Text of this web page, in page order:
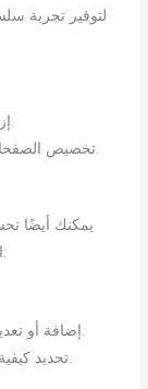
لتوفير تجربة
يمكنك أيضًا
الروابط الاجتماعية الخاصة بك. قم بالإجراءات التالية: